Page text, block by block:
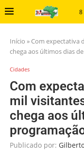
8
Início » Com expectativa
chega aos últimos dias
Cidades
Com
mil
chega aos
Publicado por: